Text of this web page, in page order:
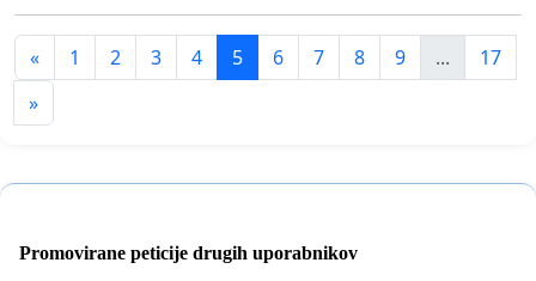
« 1 2 3 4 5 6 7 8 9 ...
17
»
Promovirane peticije drugih uporabnikov